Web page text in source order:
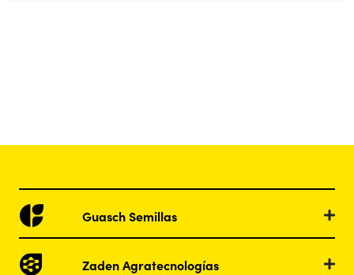
Guasch Semillas
Zaden Agratecnologías